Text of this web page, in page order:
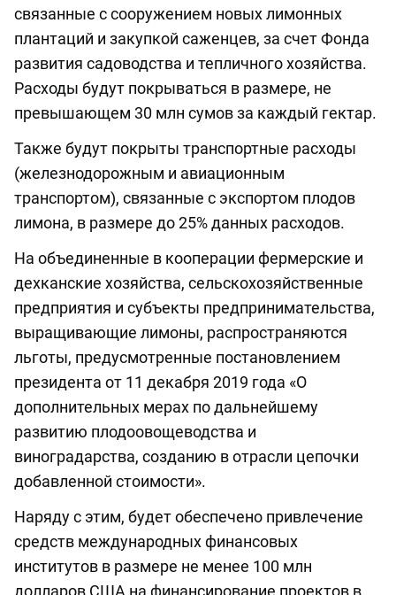
связанные с сооружением новых лимонных
плантаций и закупкой саженцев, за счет Фонда
развития садоводства и тепличного хозяйства.
Расходы будут покрываться в размере, не
превышающем 30 млн сумов за каждый гектар.
Также будут покрыты транспортные расходы
(железнодорожным и авиационным
транспортом), связанные с экспортом плодов
лимона, в размере до 25% данных расходов.
На объединенные в кооперации фермерские и
дехканские хозяйства, сельскохозяйственные
предприятия и субъекты предпринимательства,
выращивающие лимоны, распространяются
льготы, предусмотренные постановлением
президента от 11 декабря 2019 года «О
дополнительных мерах по дальнейшему
развитию плодоовощеводства и
виноградарства, созданию в отрасли цепочки
добавленной стоимости».
Наряду с этим, будет обеспечено привлечение
средств международных финансовых
институтов в размере не менее 100 млн
долларов США на финансирование проектов в